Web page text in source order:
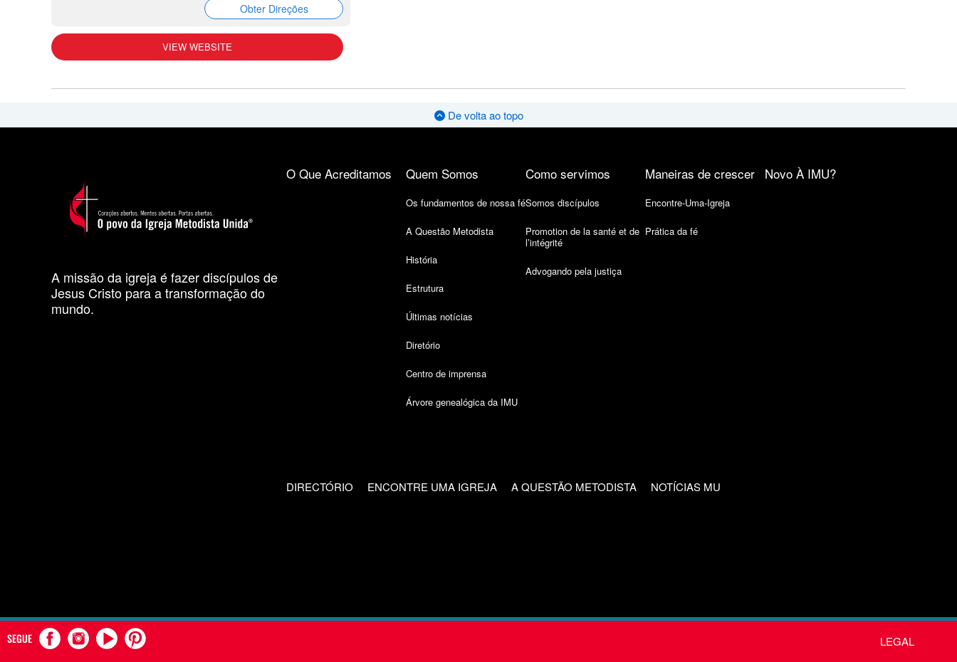
Obter Direções
VIEW WEBSITE
De volta ao topo
A missão da igreja é fazer discípulos de
Jesus Cristo para a transformação do
mundo.
O Que Acreditamos Quem Somos
Os fundamentos de nossa fé
A Questão Metodista
História
Estrutura
Últimas notícias
Diretório
Centro de imprensa
Árvore genealógica da IMU
Como servimos
Somos discípulos
Promotion de la santé et de
l’intégrité
Advogando pela justiça
Maneiras de crescer
Encontre-Uma-Igreja
Prática da fé
Novo À IMU?
DIRECTÓRIO ENCONTRE UMA IGREJA A QUESTÃO METODISTA NOTÍCIAS MU
SEGUE LEGAL